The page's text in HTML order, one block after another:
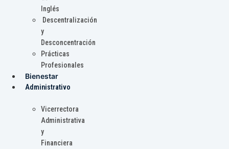
Inglés
Descentralización
y
Desconcentración
Prácticas
Profesionales
Bienestar
Administrativo
Vicerrectora
Administrativa
y
Financiera